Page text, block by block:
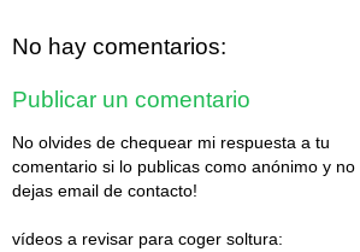
No hay comentarios:
Publicar un comentario
No olvides de chequear mi respuesta a tu
comentario si lo publicas como anónimo y no
dejas email de contacto!
vídeos a revisar para coger soltura: